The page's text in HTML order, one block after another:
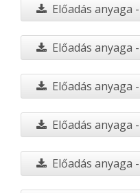
Előadás anyaga
Előadás anyaga
Előadás anyaga
Előadás anyaga
Előadás anyaga